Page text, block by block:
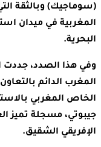
(سوماجيك) وبالثقة
المغربية في ميدان
البحرية.
وفي هذا الصدد، جددت
المغرب الدائم
الخاص المغربي
جيبوتي، مسجلة تميز
الإفريقي الشقيق.